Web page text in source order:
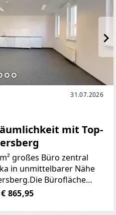
31.07.2026
mit Top-
großes Büro zentral
in unmittelbarer Nähe
Bürofläche
eines
dem neu errichteten
€ 865,95